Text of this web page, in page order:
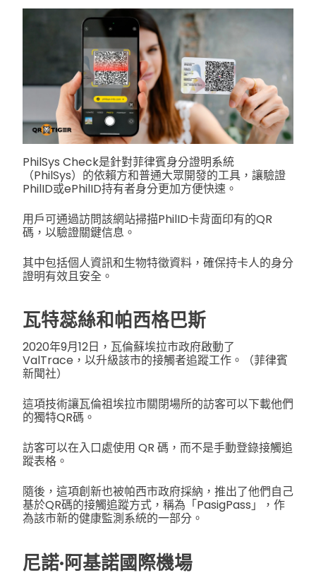
PhilSys Check是針對菲律賓身分證明系統
（PhilSys）的依賴方和普通大眾開發的工具，讓驗證
PhilID或ePhilID持有者身分更加方便快速。
用戶可通過訪問該網站掃描PhilID卡背面印有的QR
碼，以驗證關鍵信息。
其中包括個人資訊和生物特徵資料，確保持卡人的身分
證明有效且安全。
瓦特蕊絲和帕西格巴斯
2020年9月12日，瓦倫蘇埃拉市政府啟動了
ValTrace，以升級該市的接觸者追蹤工作。（菲律賓
新聞社）
這項技術讓瓦倫祖埃拉市關閉場所的訪客可以下載他們
的獨特QR碼。
訪客可以在入口處使用 QR 碼，而不是手動登錄接觸追
蹤表格。
隨後，這項創新也被帕西市政府採納，推出了他們自己
基於QR碼的接觸追蹤方式，稱為「PasigPass」，作
為該市新的健康監測系統的一部分。
尼諾·阿基諾國際機場